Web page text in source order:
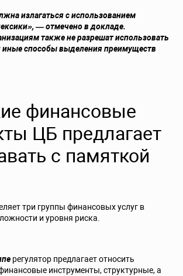
излагаться с использованием
— отмечено в докладе.
также не разрешат использовать
иные способы выделения преимуществ
финансовые
ЦБ предлагает
с памяткой
три группы финансовых услуг в
и уровня риска.
регулятор предлагает относить
инструменты, структурные, а